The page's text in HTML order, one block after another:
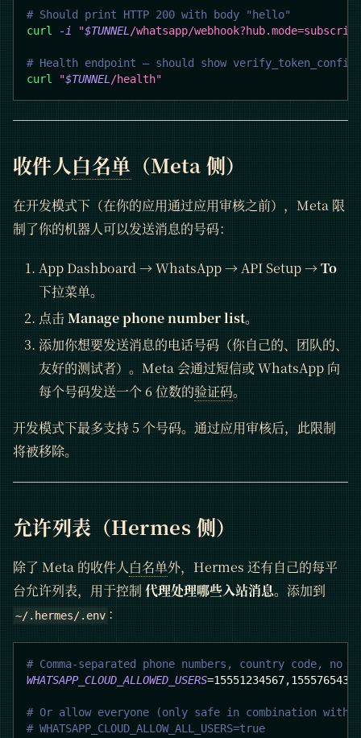
# Should print HTTP 200 with body "hello"
curl
-i "$TUNNEL/whatsapp/
# Health endpoint — should show
curl
"$TUNNEL/health"
收件人白名单 （Meta 侧）
在开发模式下（在你的应用通过应用审核之前），Meta 限
制了你的机器人可以发送消息的号码：
App Dashboard → WhatsApp → API Setup →To
下拉菜单。
点击Manage phone number list。
添加你想要发送消息的电话号码（你自己的、团队的、
友好的测试者）。Meta 会通过短信或 WhatsApp 向
每个号码发送一个 6 位数的验证码。
开发模式下最多支持 5 个号码。通过应用审核后，此限制
将被移除。
允许列表（Hermes 侧）
除了 Meta 的收件人白名单外，Hermes 还有自己的每平
台允许列表，用于控制 代理处理哪些入站消息。添加到
~/.hermes/.env ：
# Comma-separated phone numbers, country code,
WHATSAPP_CLOUD_ALLOWED_USERS=15551234567,15557654321
# Or allow everyone (only safe in combination
# WHATSAPP_CLOUD_ALLOW_ALL_USERS=true